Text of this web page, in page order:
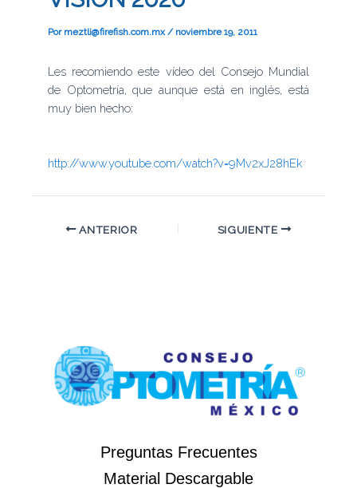
Por meztli@firefish.com.mx / noviembre 19, 2011
Les recomiendo este vídeo del Consejo Mundial
de Optometría, que aunque está en inglés, está
muy bien hecho:
http://www.youtube.com/watch?v=9Mv2xJ28hEk
ANTERIOR SIGUIENTE
Preguntas Frecuentes
Material Descargable